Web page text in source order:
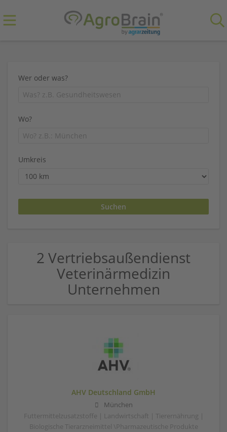
Wer oder was?
Wo?
Umkreis
2 Vertriebsaußendienst
Veterinärmedizin
Unternehmen
AHV Deutschland GmbH
München
Futtermittelzusatzstoffe | Landwirtschaft | Tierernährung |
Biologische Tierarzneimittel \Pharmazeutische Produkte